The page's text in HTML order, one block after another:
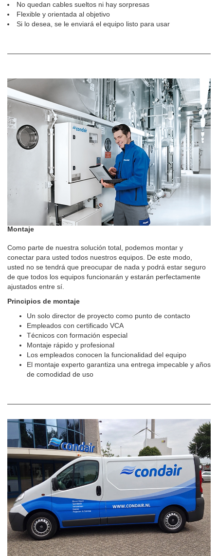
No quedan cables sueltos ni hay sorpresas
Flexible y orientada al objetivo
Si lo desea, se le enviará el equipo listo para usar
Montaje
Como parte de nuestra solución total, podemos montar y
conectar para usted todos nuestros equipos. De este modo,
usted no se tendrá que preocupar de nada y podrá estar seguro
de que todos los equipos funcionarán y estarán perfectamente
ajustados entre sí.
Principios de montaje
Un solo director de proyecto como punto de contacto
Empleados con certificado VCA
Técnicos con formación especial
Montaje rápido y profesional
Los empleados conocen la funcionalidad del equipo
El montaje experto garantiza una entrega impecable y años
de comodidad de uso